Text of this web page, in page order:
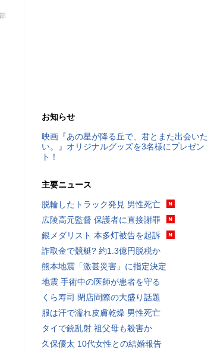
お知らせ
映画『あの星が降る丘で、君とまた出会いた
い。』オリジナルグッズを3名様にプレゼン
ト！
主要ニュース
脱輪したトラック発見 男性死亡
広陵高元監督 保護者に直接謝罪
銀メダリスト 本多灯被告を起訴
詐取金で競艇? 約1.3億円脱税か
熊本地震「激甚災害」に指定決定
地震 手術中の医師が患者を守る
くら寿司 閉店間際の大盛り話題
服は汗で濡れ皮膚乾燥 男性死亡
タイで銃乱射 祖父母も殺害か
久保優太 10代女性との結婚報告